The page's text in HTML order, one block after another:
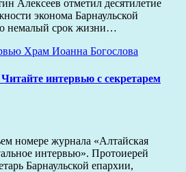
Алексеев отметил десятилетие
эконома Барнаульской
немалый срок жизни…
Храм Иоанна Богослова
интервью с секретарем
номере журнала «Алтайская
интервью». Протоиерей
Барнаульской епархии,